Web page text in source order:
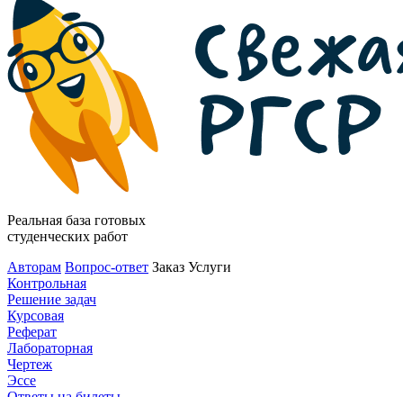
Реальная база готовых
студенческих работ
Авторам Вопрос-ответ Заказ Услуги
Контрольная
Решение задач
Курсовая
Реферат
Лабораторная
Чертеж
Эссе